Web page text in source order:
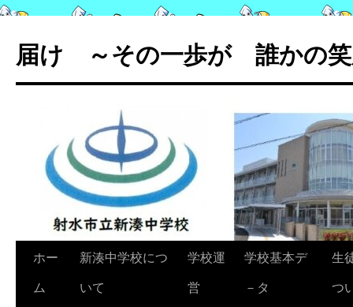
テ
ン
届け ～その一歩が 誰かの笑
ホー
ム
新湊中学校につ
いて
学校運
営
学校基本デ
－タ
生
つ